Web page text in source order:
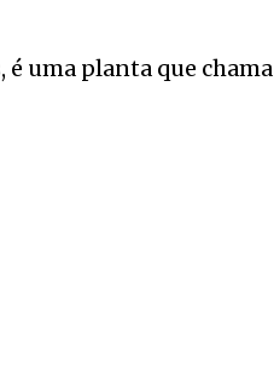
é uma planta que chama